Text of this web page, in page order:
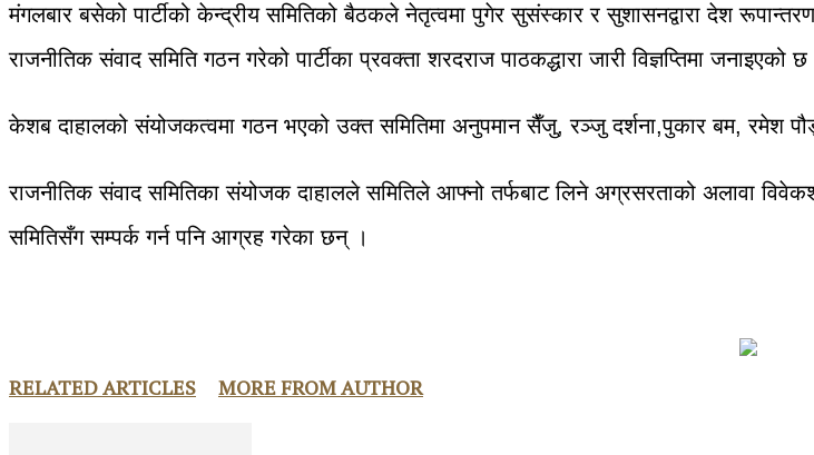
मंगलबार बसेको पार्टीको केन्द्रीय समितिको बैठकले नेतृत्वमा पुगेर सुसंस्कार र सुशासनद्वारा देश
राजनीतिक संवाद समिति गठन गरेको पार्टीका प्रवक्ता शरदराज पाठकद्धारा जारी विज्ञप्तिमा जनाइएको छ
केशब दाहालको संयोजकत्वमा गठन भएको उक्त समितिमा अनुपमान सैँजु, रञ्जु दर्शना,पुकार बम, रमेश
राजनीतिक संवाद समितिका संयोजक दाहालले समितिले आफ्नो तर्फबाट लिने अग्रसरताको अलावा
समितिसँग सम्पर्क गर्न पनि आग्रह गरेका छन् ।
RELATED ARTICLES MORE FROM AUTHOR